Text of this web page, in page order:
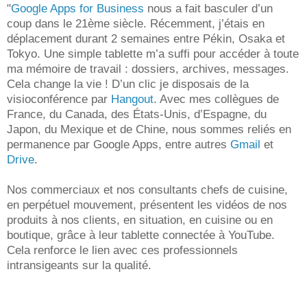
"Google Apps for Business nous a fait basculer d’un
coup dans le 21ème siècle. Récemment, j’étais en
déplacement durant 2 semaines entre Pékin, Osaka et
Tokyo. Une simple tablette m’a suffi pour accéder à toute
ma mémoire de travail : dossiers, archives, messages.
Cela change la vie ! D’un clic je disposais de la
visioconférence par Hangout. Avec mes collègues de
France, du Canada, des États-Unis, d’Espagne, du
Japon, du Mexique et de Chine, nous sommes reliés en
permanence par Google Apps, entre autres Gmail et
Drive.
Nos commerciaux et nos consultants chefs de cuisine,
en perpétuel mouvement, présentent les vidéos de nos
produits à nos clients, en situation, en cuisine ou en
boutique, grâce à leur tablette connectée à YouTube.
Cela renforce le lien avec ces professionnels
intransigeants sur la qualité.